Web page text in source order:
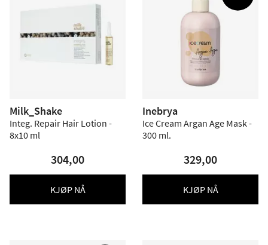
Milk_Shake
Integ. Repair Hair Lotion -
8x10 ml
304,00
KJØP NÅ
Inebrya
Ice Cream Argan Age Mask -
300 ml.
329,00
KJØP NÅ